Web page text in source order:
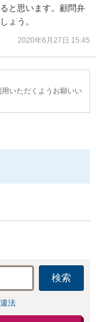
と思います。顧問弁
ょう。
2020年6月27日 15:45
いただくようお願いい
検索
法